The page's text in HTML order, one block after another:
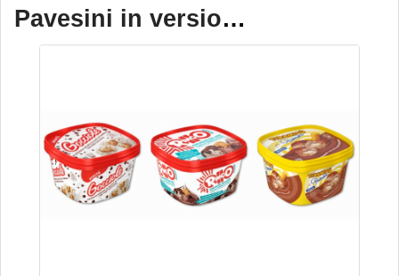
crescere il banco
dell’ortofrutta.
Pavesini in versione
ice cream